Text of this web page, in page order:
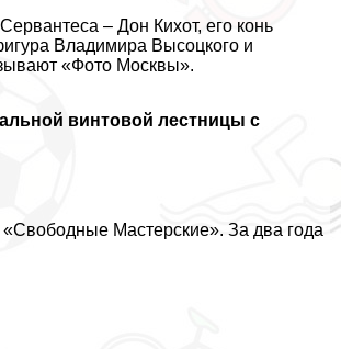
– Дон Кихот, его конь
Владимира Высоцкого и
«Фото Москвы».
винтовой лестницы с
Мастерские». За два года